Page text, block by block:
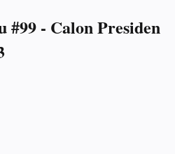
#99 - Calon Presiden